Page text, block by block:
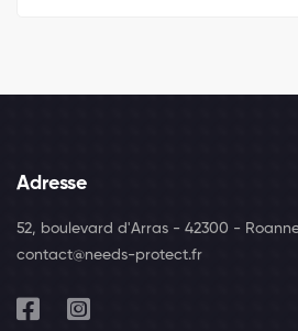
Adresse
52, boulevard d'Arras - 42300 -
contact@needs-protect.fr